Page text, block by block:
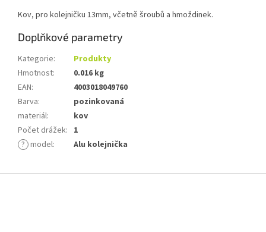
Kov, pro kolejničku 13mm, včetně šroubů a hmoždinek.
Doplňkové parametry
Kategorie:
Produkty
Hmotnost:
0.016 kg
EAN:
4003018049760
Barva:
pozinkovaná
materiál:
kov
Počet drážek: 1
? model: Alu kolejnička